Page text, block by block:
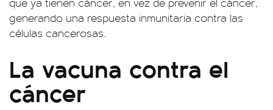
generando una respuesta inmunitaria contra las
células cancerosas.
La vacuna contra el
cáncer